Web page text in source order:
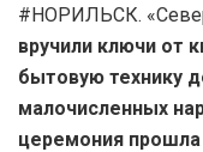
#НОРИЛЬСК.
вручили ключи от
бытовую технику
малочисленных
церемония